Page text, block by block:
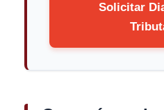
Solicitar